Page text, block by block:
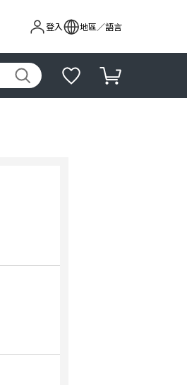
登入 地區／語言